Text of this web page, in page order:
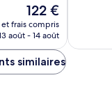
Le
nouveau
prix
de
122 €
et frais compris
août - 14 août
similaires